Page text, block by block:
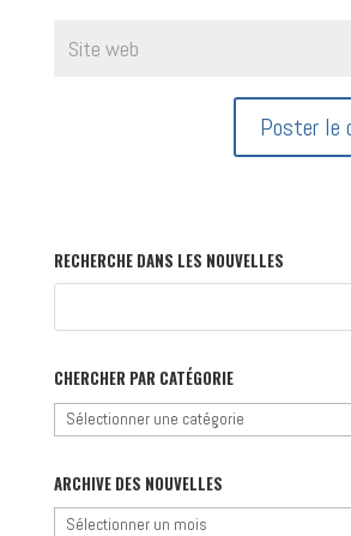
RECHERCHE DANS LES NOUVELLES
CHERCHER PAR CATÉGORIE
Chercher
catégorie
ARCHIVE DES NOUVELLES
Archive